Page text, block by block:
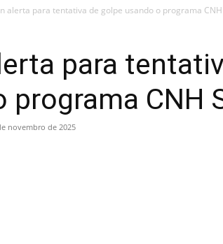
alerta para tentativa de golpe usando o programa CNH
para
programa CNH
novembro de 2025